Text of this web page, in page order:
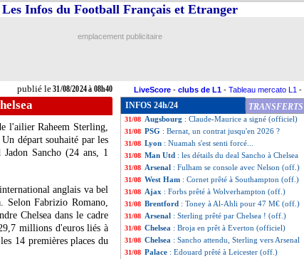
publié le31/08/2024 à 08h40
Les Infos du Football Français et Etranger
emplacement publicitaire
LiveScore - clubs de L1 - Tableau mercato L1 -
l'ailier Raheem Sterling,
départ souhaité par les
Sancho (24 ans, 1
anglais va bel
Selon Fabrizio Romano,
Chelsea dans le cadre
millions d'euros liés à
14 premières places du
INFOS 24h/24 TRANSFERTS
31/08 Bordeaux: Lopez prend enfin la parole
31/08 Lorient
31/08 PSG: Pereira et Skriniar, c'est bloqué
31/08 OM: Bennacer avait bien dit oui...
31/08 Augsbourg : Claude-Maurice a signé (officiel)
31/08 PSG : Bernat, un contrat jusqu'en 2026 ?
31/08 Lyon : Nuamah s'est senti forcé...
31/08 Man Utd : les détails du deal Sancho à Chelsea
31/08 Arsenal : Fulham se console avec Nelson (off.)
31/08 West Ham : Cornet prêté à Southampton (off.)
31/08 Ajax : Forbs prêté à Wolverhampton (off.)
31/08 Brentford : Toney à Al-Ahli pour 47 M€ (off.)
31/08 Arsenal : Sterling prêté par Chelsea ! (off.)
31/08 Chelsea : Broja en prêt à Everton (officiel)
31/08 Chelsea : Sancho attendu, Sterling vers Arsenal
31/08 Palace : Edouard prêté à Leicester (off.)